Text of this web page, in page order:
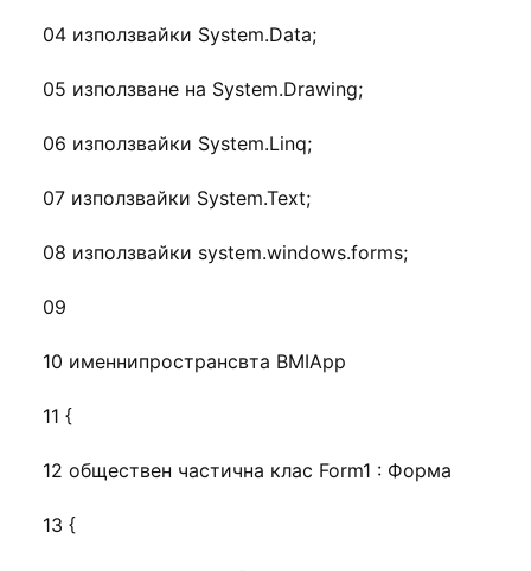
04 използвайки System.Data;
05 използване на System.Drawing;
06 използвайки System.Linq;
07 използвайки System.Text;
08 използвайки system.windows.forms;
09
10 именнипространсвта BMIApp
11 {
12 обществен частична клас Form1 : Форма
13 {